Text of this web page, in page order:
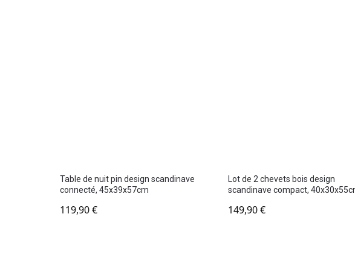
Table de nuit pin design scandinave
connecté, 45x39x57cm
119,90€
Lot de 2 chevets bois design
scandinave compact,
149,90€